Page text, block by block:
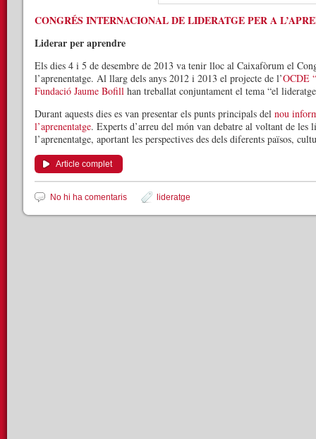
CONGRÉS INTERNACIONAL DE LIDERATGE PER A
Liderar per aprendre
Els dies 4 i 5 de desembre de 2013 va tenir lloc al Caixafòrum el
l’aprenentatge. Al llarg dels anys 2012 i 2013 el projecte de l’OCDE
Fundació Jaume Bofill han treballat conjuntament el tema “el
Durant aquests dies es van presentar els punts principals del nou
l’aprenentatge. Experts d’arreu del món van debatre al voltant de les
l’aprenentatge, aportant les perspectives des dels diferents països,
Article complet
No hi ha comentaris lideratge